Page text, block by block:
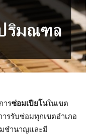
ารซ่อมเปียโนในเขต
รรับซ่อมทุกเขตอำเภอ
มชำนาญและมี